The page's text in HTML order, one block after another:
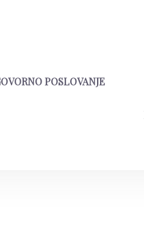
POSLOVANJE